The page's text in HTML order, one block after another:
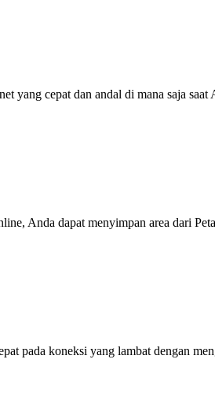
yang cepat dan andal di mana saja saat
Anda dapat menyimpan area dari
pada koneksi yang lambat dengan